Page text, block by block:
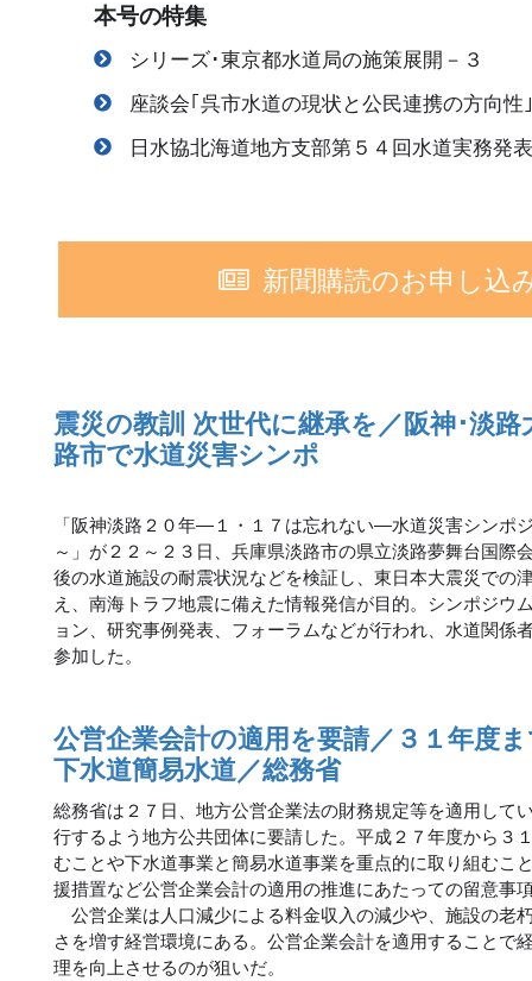
本号の特集
シリーズ･東京都水道局の施策展開－３
座談会｢呉市水道の現状と公民連携の方向性
日水協北海道地方支部第５４回水道実務発
新聞購読のお申し込
震災の教訓 次世代に継承を／阪神･淡
路市で水道災害シンポ
「阪神淡路２０年―１・１７は忘れない―水道災害シンポ
～」が２２～２３日、兵庫県淡路市の県立淡路夢舞台国際
後の水道施設の耐震状況などを検証し、東日本大震災での
え、南海トラフ地震に備えた情報発信が目的。シンポジウ
ョン、研究事例発表、フォーラムなどが行われ、水道関係
参加した。
公営企業会計の適用を要請／３１年度
下水道簡易水道／総務省
総務省は２７日、地方公営企業法の財務規定等を適用して
行するよう地方公共団体に要請した。平成２７年度から３
むことや下水道事業と簡易水道事業を重点的に取り組むこ
援措置など公営企業会計の適用の推進にあたっての留意事
公営企業は人口減少による料金収入の減少や、施設の老
さを増す経営環境にある。公営企業会計を適用することで
理を向上させるのが狙いだ。